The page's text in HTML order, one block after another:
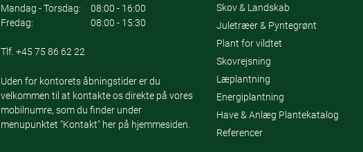
Mandag - Torsdag:
08:00 - 16:00
Fredag:
08:00 - 15:30
Tlf.+45 75 86 62 22
Uden for kontorets åbningstider er du
velkommen til at kontakte os direkte på vores
mobilnumre, som du finder under
menupunktet "Kontakt" her på hjemmesiden.
Skov & Landskab
Juletræer & Pyntegrønt
Plant for vildtet
Skovrejsning
Læplantning
Energiplantning
Have & Anlæg Plantekatalog
Referencer